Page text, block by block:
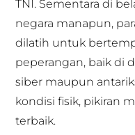
TNI. Sementara di
negara manapun,
dilatih untuk
peperangan, baik di
siber maupun
kondisi fisik, pikiran
terbaik.